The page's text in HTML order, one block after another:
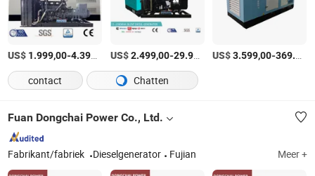
US$ 1.999,00-4.399,00 /Stuk
US$2.499,00-29.999,00 /Stuk
US$3.599,00-369.999,00
contact Chatten
Fuan Dongchai Power Co., Ltd.
Fabrikant/fabriek Dieselgenerator Fujian Meer +